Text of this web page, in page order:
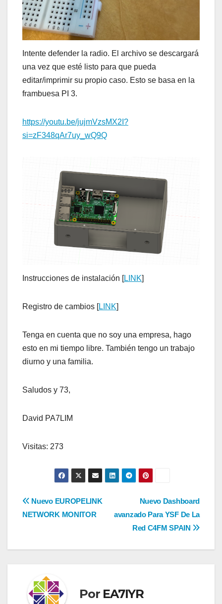
Intente defender la radio. El archivo se descargará
una vez que esté listo para que pueda
editar/imprimir su propio caso. Esto se basa en la
frambuesa PI 3.
https://youtu.be/jujmVzsMX2I?
si=zF348qAr7uy_wQ9Q
Instrucciones de instalación [LINK]
Registro de cambios [LINK]
Tenga en cuenta que no soy una empresa, hago
esto en mi tiempo libre. También tengo un trabajo
diurno y una familia.
Saludos y 73,
David PA7LIM
Visitas: 273
Navegación
entradas
Nuevo Dashboard
avanzado Para YSF De La
Red C4FM SPAIN
Nuevo EUROPELINK
NETWORK MONITOR
Por EA7IYR